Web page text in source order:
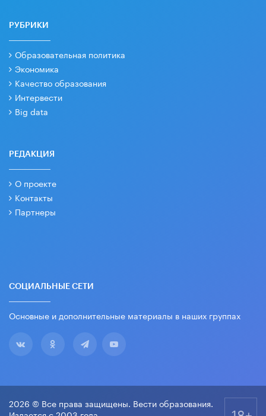
РУБРИКИ
Образовательная политика
Экономика
Качество образования
Интервести
Big data
РЕДАКЦИЯ
О проекте
Контакты
Партнеры
СОЦИАЛЬНЫЕ СЕТИ
Основные и дополнительные материалы в наших группах
2026 © Все права защищены. Вести образования.